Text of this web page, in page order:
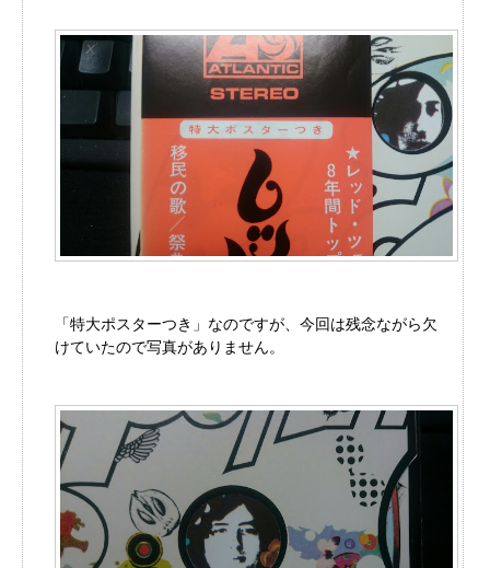
「特大ポスターつき」なのですが、今回は残念ながら欠
けていたので写真がありません。